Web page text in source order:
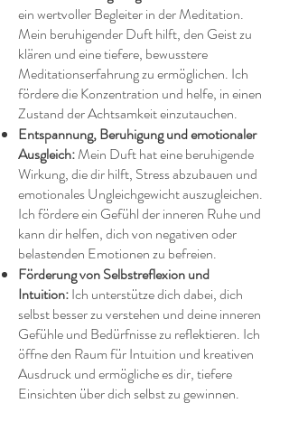
ein wertvoller Begleiter in der Meditation.
Mein beruhigender Duft hilft, den Geist zu
klären und eine tiefere, bewusstere
Meditationserfahrung zu ermöglichen. Ich
fördere die Konzentration und helfe, in einen
Zustand der Achtsamkeit einzutauchen.
Entspannung, Beruhigung und emotionaler
Ausgleich:Mein Duft hat eine beruhigende
Wirkung, die dir hilft, Stress abzubauen und
emotionales Ungleichgewicht auszugleichen.
Ich fördere ein Gefühl der inneren Ruhe und
kann dir helfen, dich von negativen oder
belastenden Emotionen zu befreien.
Förderung von Selbstreflexion und
Intuition:Ich unterstütze dich dabei, dich
selbst besser zu verstehen und deine inneren
Gefühle und Bedürfnisse zu reflektieren. Ich
öffne den Raum für Intuition und kreativen
Ausdruck und ermögliche es dir, tiefere
Einsichten über dich selbst zu gewinnen.